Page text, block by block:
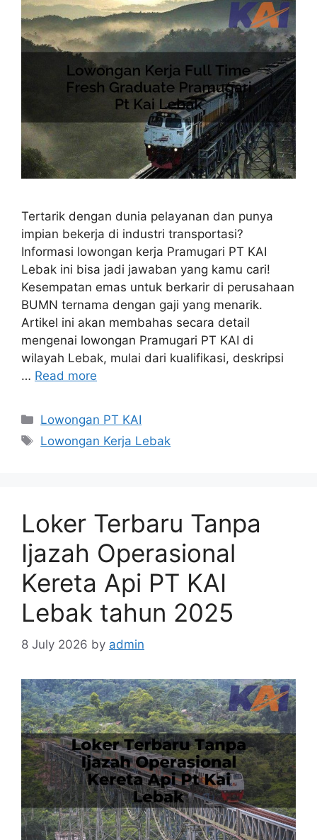
Tertarik dengan dunia pelayanan dan punya
impian bekerja di industri transportasi?
Informasi lowongan kerja Pramugari PT KAI
Lebak ini bisa jadi jawaban yang kamu cari!
Kesempatan emas untuk berkarir di perusahaan
BUMN ternama dengan gaji yang menarik.
Artikel ini akan membahas secara detail
mengenai lowongan Pramugari PT KAI di
wilayah Lebak, mulai dari kualifikasi, deskripsi
… Read more
Categories
Lowongan PT KAI
Tags
Lowongan Kerja Lebak
Loker Terbaru Tanpa
Ijazah Operasional
Kereta Api PT KAI
Lebak tahun 2025
8 July 2026 by admin